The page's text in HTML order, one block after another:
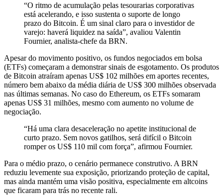
“O ritmo de acumulação pelas tesourarias corporativas
está acelerando, e isso sustenta o suporte de longo
prazo do Bitcoin. É um sinal claro para o investidor de
varejo: haverá liquidez na saída”, avaliou Valentin
Fournier, analista-chefe da BRN.
Apesar do movimento positivo, os fundos negociados em bolsa
(ETFs) começaram a demonstrar sinais de esgotamento. Os produtos
de Bitcoin atraíram apenas US$ 102 milhões em aportes recentes,
número bem abaixo da média diária de US$ 300 milhões observada
nas últimas semanas. No caso do Ethereum, os ETFs somaram
apenas US$ 31 milhões, mesmo com aumento no volume de
negociação.
“Há uma clara desaceleração no apetite institucional de
curto prazo. Sem novos gatilhos, será difícil o Bitcoin
romper os US$ 110 mil com força”, afirmou Fournier.
Para o médio prazo, o cenário permanece construtivo. A BRN
reduziu levemente sua exposição, priorizando proteção de capital,
mas ainda mantém uma visão positiva, especialmente em altcoins
que ficaram para trás no recente rali.